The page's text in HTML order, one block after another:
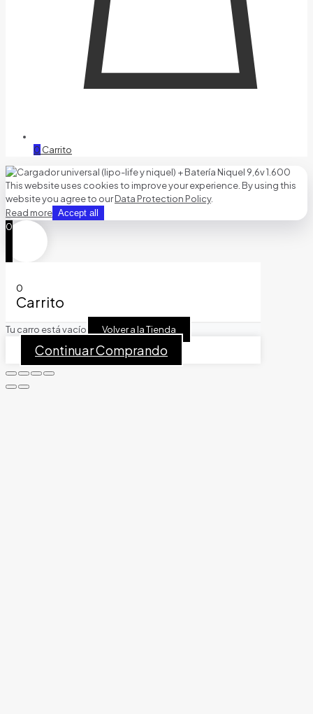
0 Carrito
This website uses cookies to improve your experience. By using this
website you agree to ourData Protection Policy.
Read more Accept all
0
0
Carrito
Tu carro está vacío Volver a la Tienda
Continuar Comprando